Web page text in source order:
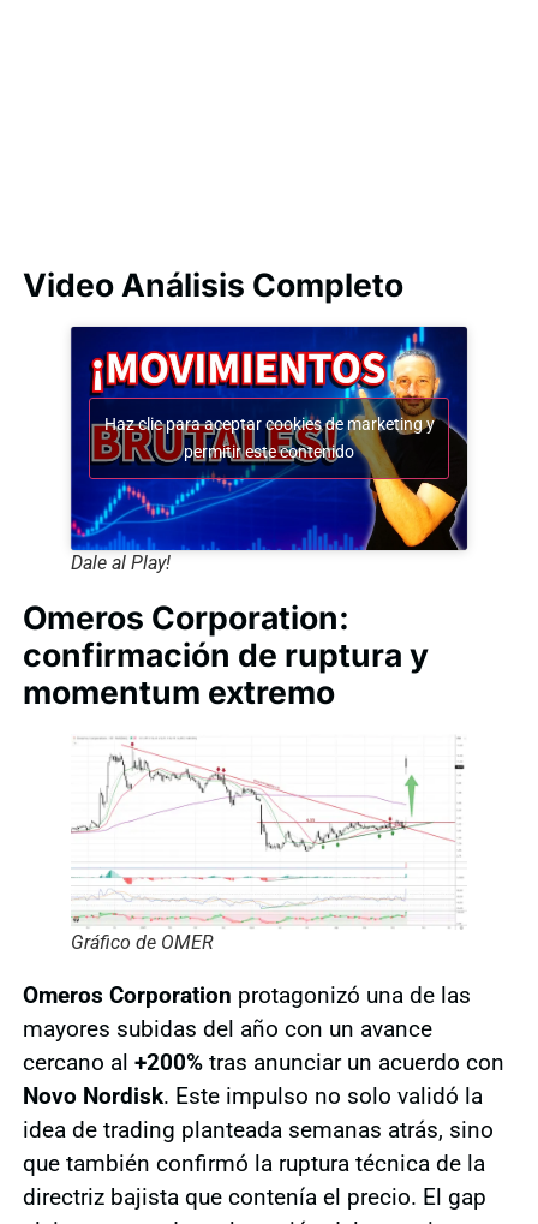
Video Análisis Completo
Haz clic para aceptar cookies de marketing y
permitir este contenido
Dale al Play!
Omeros Corporation:
confirmación de ruptura y
momentum extremo
Gráfico de OMER
Omeros Corporation protagonizó una de las
mayores subidas del año con un avance
cercano al +200%tras anunciar un acuerdo con
Novo Nordisk. Este impulso no solo validó la
idea de trading planteada semanas atrás, sino
que también confirmó la ruptura técnica de la
directriz bajista que contenía el precio. El gap